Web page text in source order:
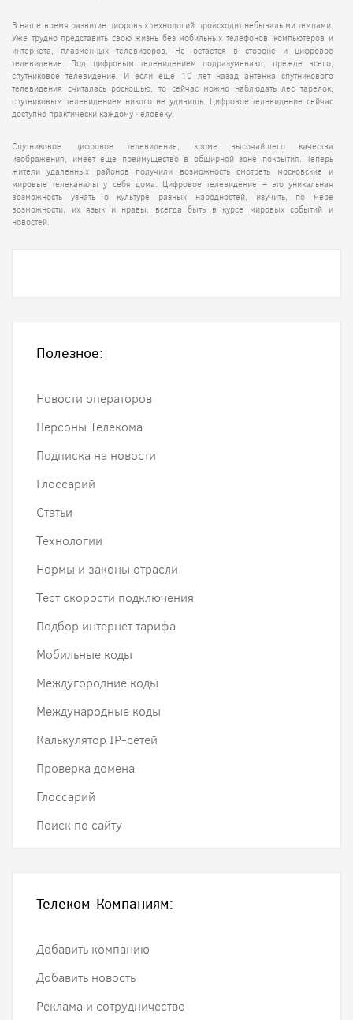
В наше время развитие цифровых технологий происходит небывалыми темпами.
Уже трудно представить свою жизнь без мобильных телефонов, компьютеров и
интернета, плазменных телевизоров. Не остается в стороне и цифровое
телевидение. Под цифровым телевидением подразумевают, прежде всего,
спутниковое телевидение. И если еще 10 лет назад антенна спутникового
телевидения считалась роскошью, то сейчас можно наблюдать лес тарелок,
спутниковым телевидением никого не удивишь. Цифровое телевидение сейчас
доступно практически каждому человеку.
Спутниковое цифровое телевидение, кроме высочайшего качества
изображения, имеет еще преимущество в обширной зоне покрытия. Теперь
жители удаленных районов получили возможность смотреть московские и
мировые телеканалы у себя дома. Цифровое телевидение – это уникальная
возможность узнать о культуре разных народностей, изучить, по мере
возможности, их язык и нравы, всегда быть в курсе мировых событий и
новостей.
Полезное:
Новости операторов
Персоны Телекома
Подписка на новости
Глоссарий
Статьи
Технологии
Нормы и законы отрасли
Тест скорости подключения
Подбор интернет тарифа
Мобильные коды
Междугородние коды
Международные коды
Калькулятор IP-сетей
Проверка домена
Глоссарий
Поиск по сайту
Телеком-Компаниям:
Добавить компанию
Добавить новость
Реклама и сотрудничество